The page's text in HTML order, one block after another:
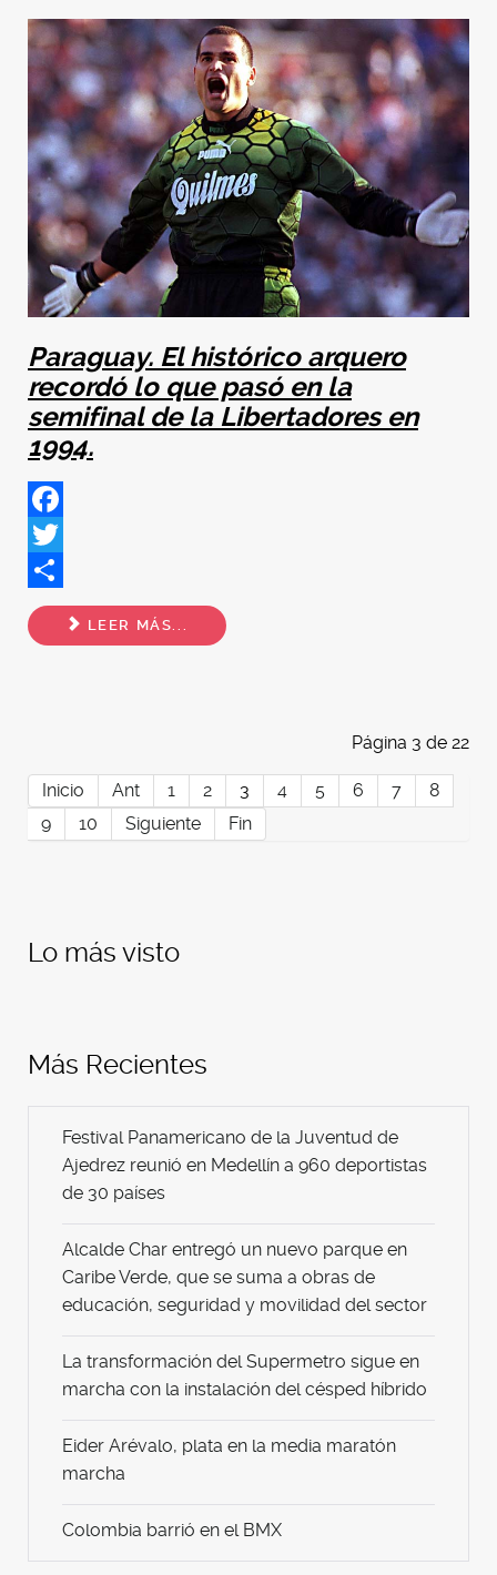
Paraguay. El histórico arquero
recordó lo que pasó en la
semifinal de la Libertadores en
1994.
Facebook
Twitter
Share
LEER MÁS...
Página 3 de 22
Inicio Ant 1 2 3 4 5 6 7
8
9
10 Siguiente Fin
Lo más visto
Más Recientes
Festival Panamericano de la Juventud de
Ajedrez reunió en Medellín a 960 deportistas
de 30 países
Alcalde Char entregó un nuevo parque en
Caribe Verde, que se suma a obras de
educación, seguridad y movilidad del sector
La transformación del Supermetro sigue en
marcha con la instalación del césped híbrido
Eider Arévalo, plata en la media maratón
marcha
Colombia barrió en el BMX